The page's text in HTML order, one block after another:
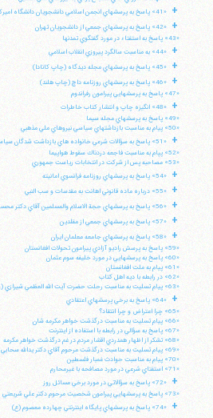
+ «41» پاسخ به پرسشهاي انجمن اسلامي دانشجويان دانشگاه اميركبير
+
«42» پاسخ به پرسشهاي جمعي از دانشجويان تهران
«43» پاسخ به استفتاء در مورد گفتگوي تمدنها
+ «44» به مناسبت سالگرد پيروزي انقلاب اسلامي
+ «45» پاسخ به پرسشهاي مجله ديدگاه (چاپ كانادا)
+
«46» پاسخ به پرسشهاي روزنامه داچ (چاپ هلند)
«47» پاسخ به پرسشهايي پيرامون رفراندوم
+
«48» انگيزه چاپ و انتشار كتاب خاطرات
«49» پاسخ به پرسشهاي مجله سيما
«50» پيام به مناسبت بازداشتهاي سياسي نيروهاي ملي مذهبي
+
«51» پاسخ به سؤالات شرعي خانواده هاي بازداشت شدگان سياسي
«52» پپام به مناسبت فاجعه دردناك سقوط هواپيما
«53» مصاحبه پس از شركت در انتخابات رياست جمهوري
+ «54» پاسخ به پرسشهاي روزنامه فرانسوي امانيته
+ «55» درباره ماده قانوني اهانت به مقدسات و سب النبي
+ «56» پاسخ به پرسشهاي حجة الاسلام والمسلمين آقاي دكتر محسن كديور
+ «57» پاسخ به پرسشهاي جمعي از مقلدين
+
«58» پاسخ به پرسشهاي جامعه معلمان ايران
«59» پاسخ به پرسش راديو آزادي پيرامون تحولات افغانستان
«60» پاسخ به پرسشهايي در مورد خليفه سوم عثمان
«61» پيام به ملت افغانستان
«62» در رابطه با ديه اهل كتاب
«63» پيام تسليت به مناسبت رحلت حضرت آيت الله العظمي شيرازي (ره)
+
«64» پاسخ به برخي پرسشهاي اعتقادي
«65» چرا اعتراض و چرا انتقاد؟
«66» پيام تسليت به مناسبت درگذشت خواهر مكرمه شان
«67» پاسخ به سؤالي در رابطه با استفاده از اينترنت
«68» تشكر از اظهار همدردي اقشار مردم در غم درگذشت خواهر مكرمه
«69» پيام تسليت به مناسبت درگذشت مرحوم آقاي دكتر يدالله سحابي
«70» پيام به مناسبت حوادث غمبار فلسطين
«71» استفتاي شرعي در مورد مصافحه با غيرمحارم
+
«72» پاسخ به سؤالاتي در مورد برخي مسائل روز
«73» پاسخ به پرسشهايي پيرامون شخصيت مرحوم دكتر علي شريعتي
+ «74» پاسخ به پرسشهاي پايگاه اينترنتي چهارده معصوم (ع)